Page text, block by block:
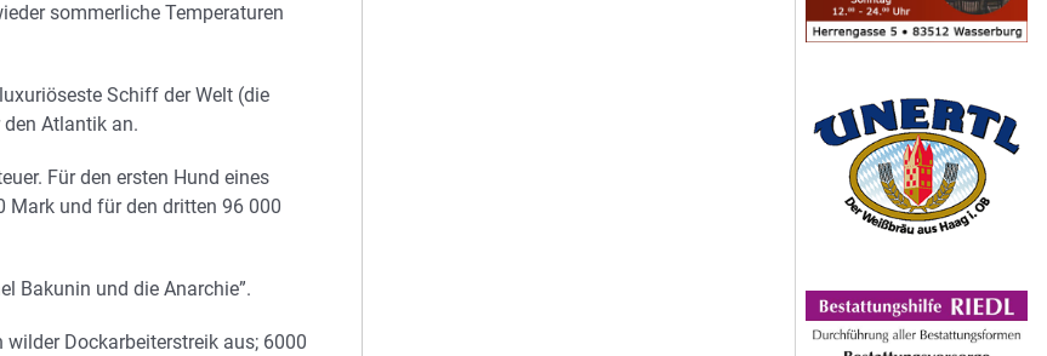
sommerliche Temperaturen
Schiff der Welt (die
Atlantik an.
Für den ersten Hund eines
Mark und für den dritten 96 000
Bakunin und die Anarchie”.
Dockarbeiterstreik aus; 6000